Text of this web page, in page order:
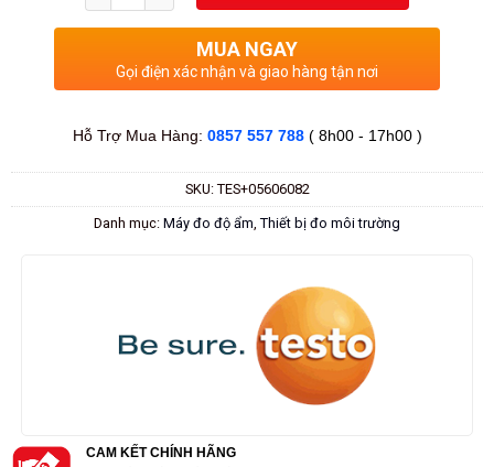
MUA NGAY
Gọi điện xác nhận và giao hàng tận nơi
Hỗ Trợ Mua Hàng: 0857 557 788 ( 8h00 - 17h00 )
SKU: TES+05606082
Danh mục: Máy đo độ ẩm, Thiết bị đo môi trường
CAM KẾT CHÍNH HÃNG